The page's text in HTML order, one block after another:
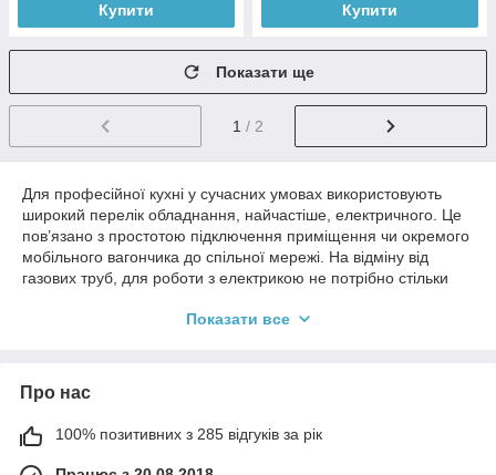
Купити Купити
Показати ще
1 / 2
Для професійної кухні у сучасних умовах використовують
широкий перелік обладнання, найчастіше, електричного. Це
пов’язано з простотою підключення приміщення чи окремого
мобільного вагончика до спільної мережі. На відміну від
газових труб, для роботи з електрикою не потрібно стільки
досить швидко. При чому мова йде не лише про отримання
для смаження. Це ще одна суто професійна річ, яка підійде
для кафе, кіосків з фастфудом та інших закладів
громадського харчування. Зрештою, корисну їжу ми зазвичай
їмо вдома, а під час відпочинку хочеться чогось смачного. Й
хромована жарочна поверхня стане ідеальним обладнанням,
Показати все
Про нас
100% позитивних з 285 відгуків за рік